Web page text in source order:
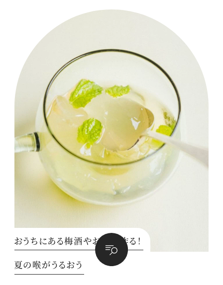
おうちにある梅酒やお茶で作る！
夏の喉がうるおう